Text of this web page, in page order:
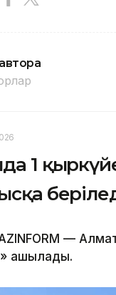
1
—
ашылады.